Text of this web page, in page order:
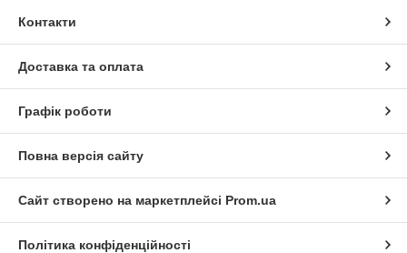
Контакти
Доставка та оплата
Графік роботи
Повна версія сайту
Сайт створено на маркетплейсі Prom.ua
Політика конфіденційності